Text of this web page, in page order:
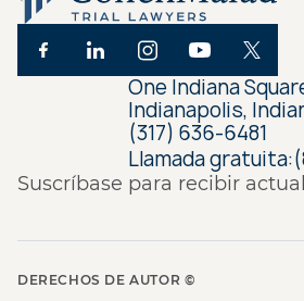
Suscríbase para recibir
One Indiana
Indianapolis,
(317) 636-6481
Llamada gratuita:
DERECHOS DE AUTOR ©